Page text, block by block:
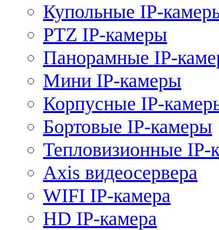
Купольные IP-
PTZ IP-камеры
Панорамные IP-
Мини IP-камеры
Корпусные IP-
Бортовые IP-камеры
Тепловизионные IP-
Axis видеосервера
WIFI IP-камера
HD IP-камера